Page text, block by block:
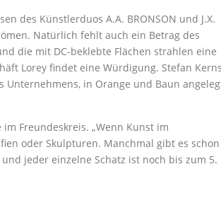
des Künstlerduos A.A. BRONSON und J.X.
Natürlich fehlt auch ein Betrag des
die mit DC-beklebte Flächen strahlen eine
Lorey findet eine Würdigung. Stefan
in Orange und Baun
Freundeskreis. „Wenn Kunst im
oder Skulpturen. Manchmal gibt es schon
jeder einzelne Schatz ist noch bis zum 5.